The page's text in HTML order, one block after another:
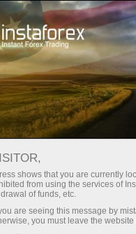
Трейдерам
GOLD
shows that you are currently
from using the services of
of funds, etc.
are seeing this message by
you must leave the